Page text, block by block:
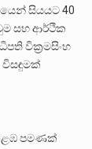
සියයට 40
සහ ආර්ථික
වික්‍රමසිංහ
විසඳුමක්
පමණක්